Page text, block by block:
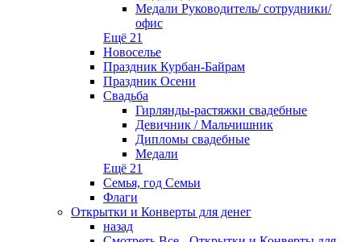
Медали Руководитель/ сотрудники/
офис
Ещё 21
Новоселье
Праздник Курбан-Байрам
Праздник Осени
Свадьба
Гирлянды-растяжки свадебные
Девичник / Мальчишник
Дипломы свадебные
Медали
Ещё 21
Семья, год Семьи
Флаги
Открытки и Конверты для денег
назад